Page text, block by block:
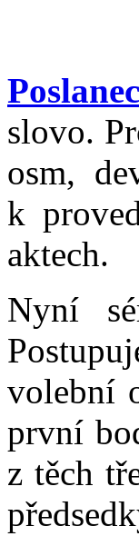
slovo.
osm,
k
aktech.
Nyní
volební
první
z těch